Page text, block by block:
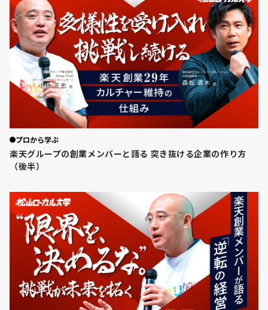
プロから学ぶ
楽天グループの創業メンバーと語る 突き抜ける企業の作り方
（後半）